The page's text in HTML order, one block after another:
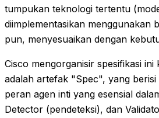
tumpukan teknologi tertentu
diimplementasikan
pun, menyesuaikan dengan
Cisco mengorganisir spesifikasi
adalah artefak "Spec", yang
peran agen inti yang esensial
Detector (pendeteksi), dan